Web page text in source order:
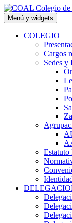
Saltar
al
contenido
Menú y widgets
COLEGIO
Cargos
Sedes y
Estatuto